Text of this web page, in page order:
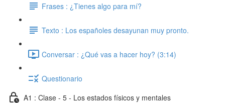
Frases : ¿Tienes algo para mí?
Texto : Los españoles desayunan muy pronto.
Conversar : ¿Qué vas a hacer hoy? (3:14)
Questionario
A1 : Clase - 5 - Los estados físicos y mentales